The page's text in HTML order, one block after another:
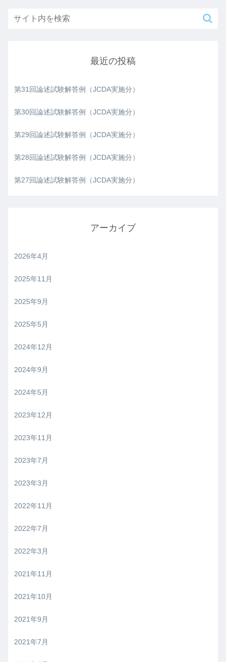
最近の投稿
第31回論述試験解答例（JCDA実施分）
第30回論述試験解答例（JCDA実施分）
第29回論述試験解答例（JCDA実施分）
第28回論述試験解答例（JCDA実施分）
第27回論述試験解答例（JCDA実施分）
アーカイブ
2026年4月
2025年11月
2025年9月
2025年5月
2024年12月
2024年9月
2024年5月
2023年12月
2023年11月
2023年7月
2023年3月
2022年11月
2022年7月
2022年3月
2021年11月
2021年10月
2021年9月
2021年7月